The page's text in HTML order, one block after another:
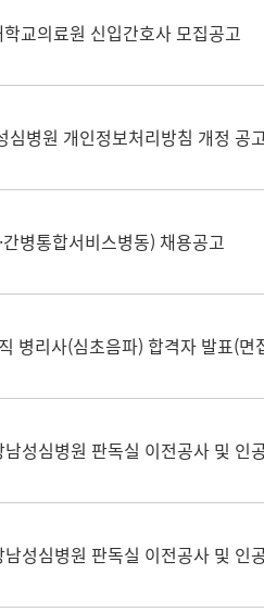
교의료원 신입간호사 모집공고
심병원 개인정보처리방침 개정 공고
간병통합서비스병동) 채용공고
병리사(심초음파) 합격자 발표(
남성심병원 판독실 이전공사 및 인
남성심병원 판독실 이전공사 및 인